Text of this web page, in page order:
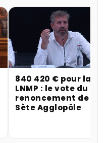
840 420 € pour la
LNMP : le vote du
renoncement de
Sète Agglopôle